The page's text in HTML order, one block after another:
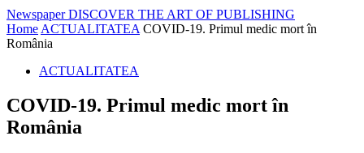
Newspaper DISCOVER THE ART OF PUBLISHING
Home ACTUALITATEA COVID-19. Primul medic mort în
România
ACTUALITATEA
COVID-19. Primul medic mort în
România